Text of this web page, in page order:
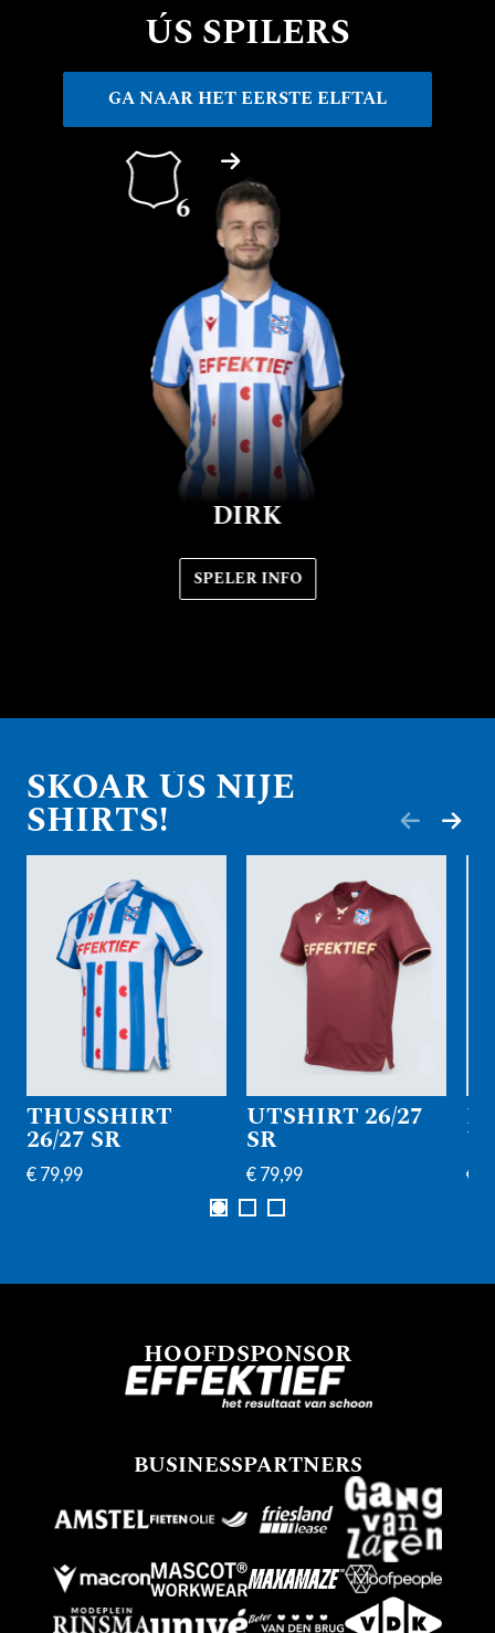
ÚS SPILERS
GA NAAR HET EERSTE ELFTAL
6
DIRK
SPELER INFO
SKOAR ÚS NIJE
SHIRTS!
THUSSHIRT
26/27 SR
€ 79,99
UTSHIRT 26/27
SR
€ 79,99 €
HOOFDSPONSOR
BUSINESSPARTNERS